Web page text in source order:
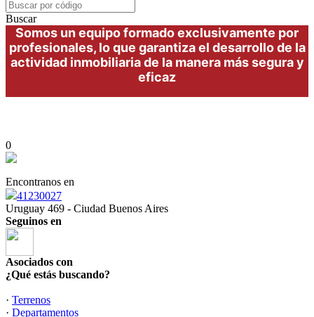
Buscar
Somos un equipo formado exclusivamente por
profesionales, lo que garantiza el desarrollo de la
actividad inmobiliaria de la manera más segura y
eficaz
0
Encontranos en
41230027
Uruguay 469 - Ciudad Buenos Aires
Seguinos en
Asociados con
¿Qué estás buscando?
· Terrenos
· Departamentos